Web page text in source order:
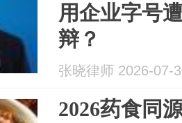
用企业字号
辩？
张晓律师 2026-07-
2026药食同